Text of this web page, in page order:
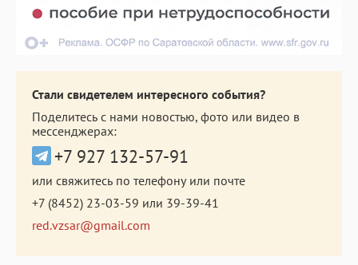
Стали свидетелем интересного события?
Поделитесь с нами новостью, фото или видео в
мессенджерах:
+7 927 132-57-91
или свяжитесь по телефону или почте
+7 (8452) 23-03-59 или 39-39-41
red.vzsar@gmail.com